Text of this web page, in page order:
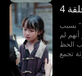
ومنذ
فجأة،
خفي من
4
بسبب
لم
الحظ
تجمع